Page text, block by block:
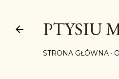
PTYSIU
STRONA GŁÓWNA